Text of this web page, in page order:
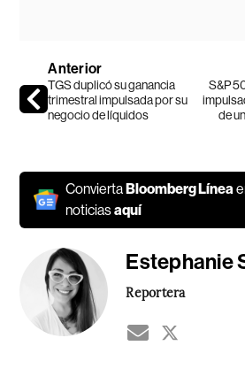
Anterior
TGS duplicó su ganancia
trimestral impulsada por su
negocio de líquidos
S&P
de
ConviertaBloomberg Línea
noticiasaquí
Estephanie
Reportera